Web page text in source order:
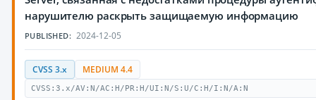
нарушителю раскрыть защищаемую информацию
PUBLISHED: 2024-12-05
CVSS 3.x MEDIUM 4.4
CVSS:3.x/AV:N/AC:H/PR:H/UI:N/S:U/C:H/I:N/A:N